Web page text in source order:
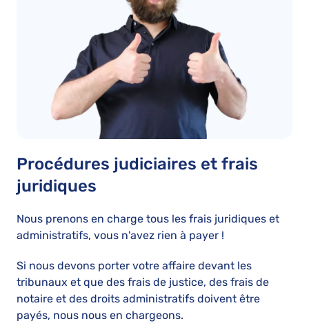
Procédures judiciaires et frais
juridiques
Nous prenons en charge tous les frais juridiques et
administratifs, vous n'avez rien à payer !
Si nous devons porter votre affaire devant les
tribunaux et que des frais de justice, des frais de
notaire et des droits administratifs doivent être
payés, nous nous en chargeons.